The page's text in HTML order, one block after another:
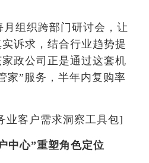
月组织跨部门研讨会，让
诉求，结合行业趋势提
政公司正是通过这套机
家”服务，半年内复购率
业客户需求洞察工具包]
中心”重塑角色定位